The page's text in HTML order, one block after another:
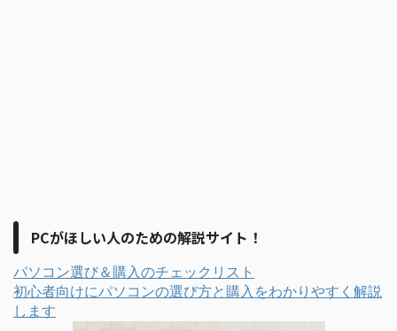
PCがほしい人のための解説サイト！
パソコン選び＆購入のチェックリスト
初心者向けにパソコンの選び方と購入をわかりやすく解説
します